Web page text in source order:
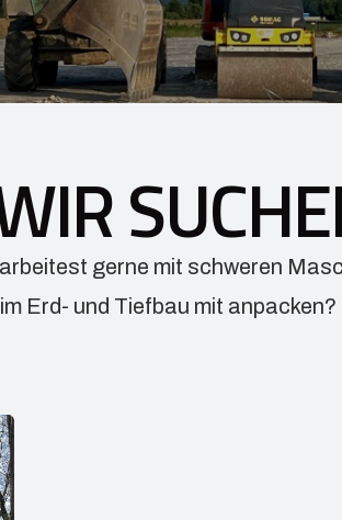
gerne mit schweren
Erd- und Tiefbau mit